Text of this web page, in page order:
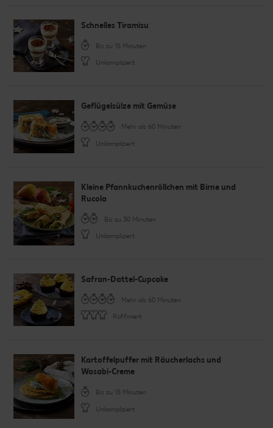
Schnelles Tiramisu
Bis zu 15 Minuten
Unkompliziert
Geflügelsülze mit Gemüse
Mehr als 60 Minuten
Unkompliziert
Kleine Pfannkuchenröllchen mit Birne und
Rucola
Bis zu 30 Minuten
Unkompliziert
Safran-Dattel-Cupcake
Mehr als 60 Minuten
Raffiniert
Kartoffelpuffer mit Räucherlachs und
Wasabi-Creme
Bis zu 15 Minuten
Unkompliziert